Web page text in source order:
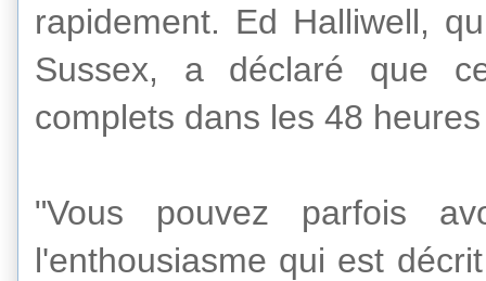
rapidement. Ed Halliwell,
Sussex, a déclaré que
complets dans les 48 heures
"Vous pouvez parfois
l'enthousiasme qui est